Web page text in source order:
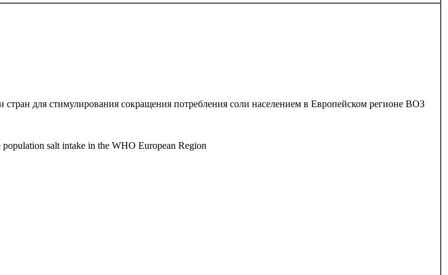
для стимулирования сокращения потребления соли населением в Европейском регионе ВОЗ
salt intake in the WHO European Region